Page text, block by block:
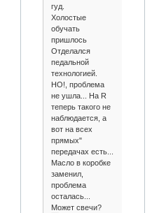
гуд.
Холостые
обучать
пришлось
Отделался
педальной
технологией.
НО!, проблема
не ушла... На R
теперь такого не
наблюдается, а
вот на всех
прямых"
передачах есть...
Масло в коробке
заменил,
проблема
осталась...
Может свечи?